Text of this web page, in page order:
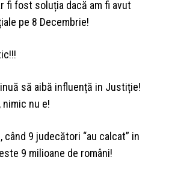
fi fost soluția dacă am fi avut
pe 8 Decembrie!
să aibă influență in Justiție!
nu e!
când 9 judecători “au calcat” in
9 milioane de români!